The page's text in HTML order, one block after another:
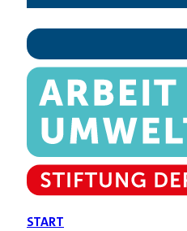
START